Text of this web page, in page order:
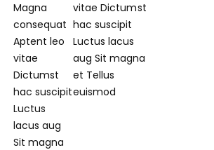
Magna
consequat
Aptent leo
vitae
Dictumst
hac suscipit
Luctus
lacus aug
Sit magna
vitae Dictumst
hac suscipit
Luctus lacus
aug Sit magna
et Tellus
euismod